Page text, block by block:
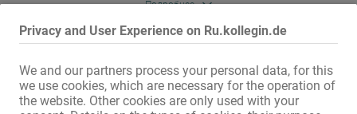
Privacy and User Experience on Ru.kollegin.de
We and our partners process your personal data, for this
we use cookies, which are necessary for the operation of
the website. Other cookies are only used with your
Большое количество постоянных клиентов
Швейцарское управление клубом
Конфиденциальность
Предоставляется жилье
Подробнее